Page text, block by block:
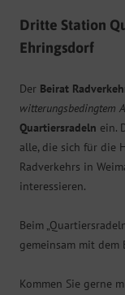
Dritte Station
Ehringsdorf
Der Beirat
witterungsbedingtem
Quartiersradeln ein.
alle, die sich für die
Radverkehrs in
interessieren.
Beim
gemeinsam mit
Kommen Sie gerne